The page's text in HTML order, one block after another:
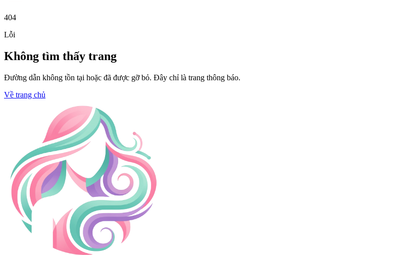
404
Lỗi
Không tìm thấy trang
Đường dẫn không tồn tại hoặc đã được gỡ bỏ. Đây chỉ là trang thông báo.
Về trang chủ
Trang chủ
Rút tiền XX88 an toàn trong vài bước, vào đúng cổng và
Người theo dõi
•